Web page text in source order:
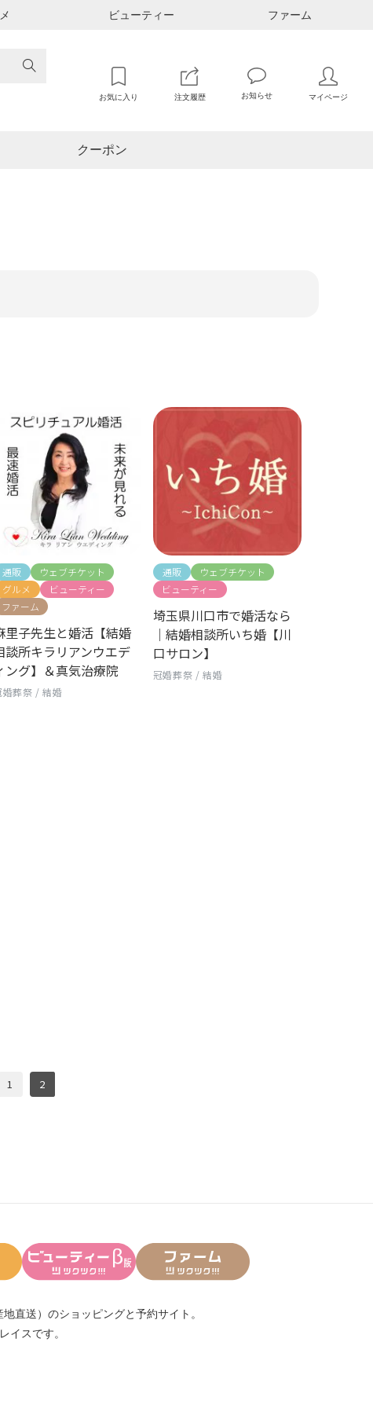
ビューティー ファーム

お気に入り 注文履歴 お知らせ マイページ
クーポン
通販
ウェブチケット
グルメ
ビューティー
ファーム
里子先生と婚活【結婚
談所キラリアンウエデ
ング】＆真気治療院
婚葬祭 /結婚
通販
ウェブチケット
ビューティー
埼玉県川口市で婚活なら
｜結婚相談所いち婚【川
口サロン】
冠婚葬祭 / 結婚
1 2
直送） のショッピングと予約サイト。
イスです。